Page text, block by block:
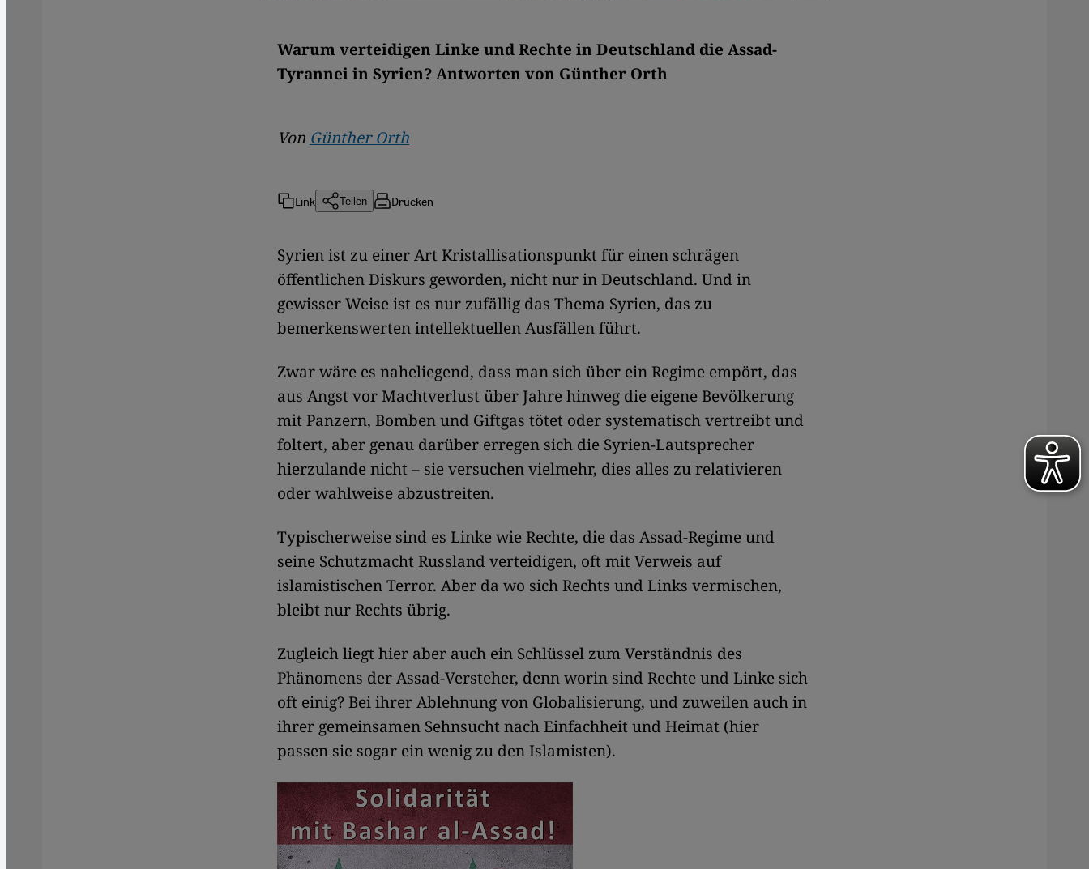
Warum verteidigen Linke und Rechte in Deutschland die Assad-
Tyrannei in Syrien? Antworten von Günther Orth
Von Günther Orth
Link Teilen Drucken
Syrien ist zu einer Art Kristallisationspunkt für einen schrägen
öffentlichen Diskurs geworden, nicht nur in Deutschland. Und in
gewisser Weise ist es nur zufällig das Thema Syrien, das zu
bemerkenswerten intellektuellen Ausfällen führt.
Zwar wäre es naheliegend, dass man sich über ein Regime empört, das
aus Angst vor Machtverlust über Jahre hinweg die eigene Bevölkerung
mit Panzern, Bomben und Giftgas tötet oder systematisch vertreibt und
foltert, aber genau darüber erregen sich die Syrien-Lautsprecher
hierzulande nicht – sie versuchen vielmehr, dies alles zu relativieren
oder wahlweise abzustreiten.
Typischerweise sind es Linke wie Rechte, die das Assad-Regime und
seine Schutzmacht Russland verteidigen, oft mit Verweis auf
islamistischenTerror. Aber da wo sich Rechts und Links vermischen,
bleibt nur Rechts übrig.
Zugleich liegt hier aber auch ein Schlüssel zum Verständnis des
Phänomens der Assad-Versteher, denn worin sind Rechte und Linke sich
oft einig? Bei ihrer Ablehnung von Globalisierung, und zuweilen auch in
ihrer gemeinsamen Sehnsucht nach Einfachheit und Heimat (hier
passen sie sogar ein wenig zu den Islamisten).